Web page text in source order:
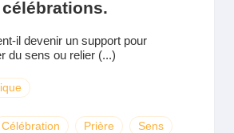
il devenir un support pour
du sens ou relier (...)
Célébration Prière Sens